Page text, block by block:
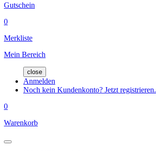
Gutschein
0
Merkliste
Mein Bereich
close
Anmelden
Noch kein Kundenkonto? Jetzt registrieren.
0
Warenkorb